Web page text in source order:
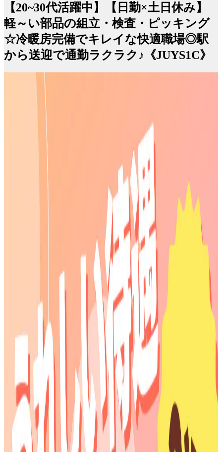
【20~30代活躍中】【日勤×土日休み】
軽～い部品の組立・検査・ピッキング
☆冷暖房完備でキレイな快適職場◎駅
から送迎で通勤ラクラク♪《JUYS1C》